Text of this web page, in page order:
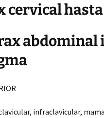
cervical
infraclavicular,